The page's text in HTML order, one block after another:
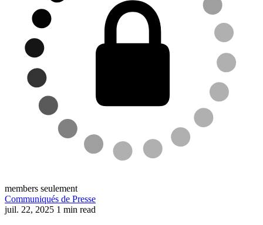
members seulement
Communiqués de Presse
juil. 22, 2025 1 min read